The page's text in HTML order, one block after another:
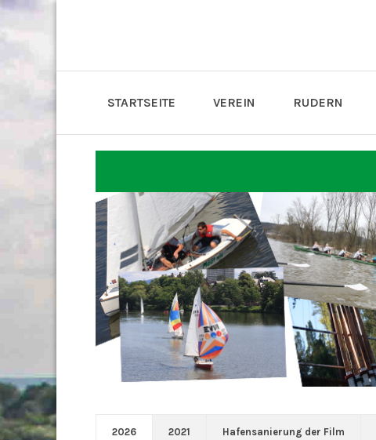
STARTSEITE VEREIN RUDERN
2026 2021 Hafensanierung der Film